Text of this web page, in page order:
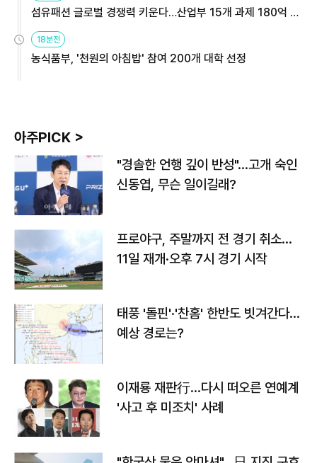
섬유패션 글로벌 경쟁력 키운다…산업부 15개 과제 180억 지
원
18분전
농식품부, '천원의 아침밥' 참여 200개 대학 선정
아주PICK >
"경솔한 언행 깊이 반성"…고개 숙인
신동엽, 무슨 일이길래?
프로야구, 주말까지 전 경기 취소…
11일 재개·오후 7시 경기 시작
태풍 '돌핀'·'찬홈' 한반도 빗겨간다…
예상 경로는?
이재룡 재판行…다시 떠오른 연예계
'사고 후 미조치' 사례